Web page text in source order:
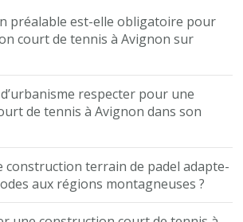
préalable est-elle obligatoire pour
court de tennis à Avignon sur
respecter pour une
de tennis à Avignon dans son
construction terrain de padel adapte-
aux régions montagneuses ?